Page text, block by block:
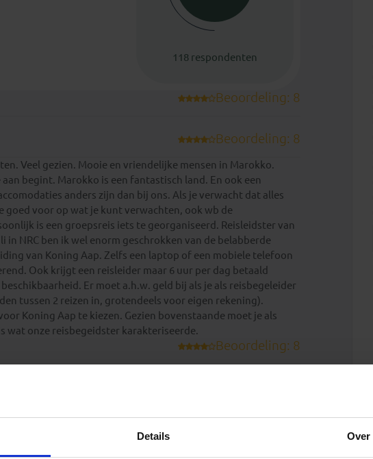
Details Over
118 respondenten
Beoordeling: 8
Beoordeling: 8
Veel gezien. Mooie en vriendelijke mensen in Marokko.
begint. Marokko is een fantastisch land. En ook een
anders zijn dan bij ons. Als je verwacht dat alles
goed voor op wat je kunt verwachten, ook wb de
is een groepsreis iets te georganiseerd. Reisleidster van
NRC ben ik wel enorm geschrokken van de belabberde
van Koning Aap. Zelfs een laptop of een mobiele telefoon
Ook krijgt een reisleider maar 6 uur per dag betaald
Er moet a.h.w. geld bij als je als reisbegeleider
tussen 2 reizen in, grotendeels voor eigen rekening).
Koning Aap te kiezen. Gezien bovenstaande moet je als
wat onze reisbegeidster karakteriseerde.
Beoordeling: 8
Marokkaanse cultuur zodat je de Marokkaan in
land met vele contrasten en hebben de gastvrijheid als
eigenlijk maar op drie uur vliegen van ons vandaan ligt.
Beoordeling: 7
de bergwandeling en het overnachten in de gite was erg